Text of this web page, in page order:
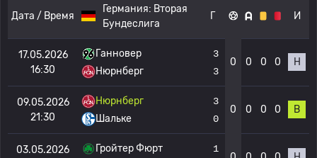
Дата / Время
Германия: Вторая
Бундеслига
Г И
17.05.2026
16:30
Ганновер
Нюрнберг
3
3
0 0 0 0 Н
09.05.2026
21:30
Нюрнберг
Шальке
3
0
0 0 0 0 В
03.05.2026
Гройтер Фюрт
1